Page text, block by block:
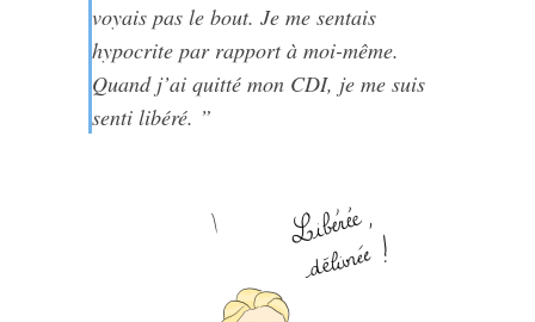
voyais pas le bout. Je me sentais
hypocrite par rapport à moi-même.
Quand j’ai quitté mon CDI, je me suis
senti libéré. ”